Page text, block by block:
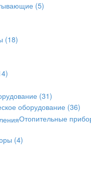
(5)
(18)
(31)
оборудование (36)
Отопительные
(4)